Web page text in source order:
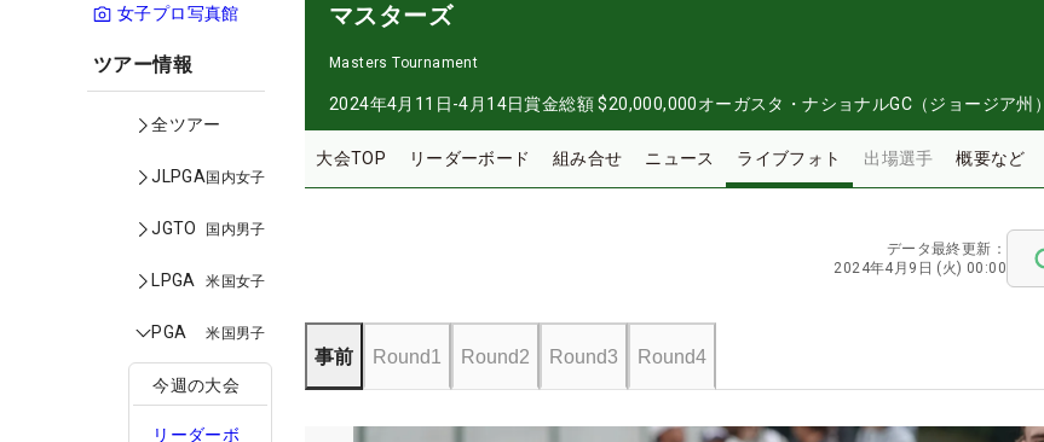
女子プロ写真館
ツアー情報
全ツアー
JLPGA国内女子
JGTO 国内男子
LPGA 米国女子
PGA 米国男子
今週の大会
リーダーボ
マスターズ
Masters Tournament
2024年4月11日-4月14日賞金総額 $20,000,000オーガスタ・ナショナルGC（ジョージア州）
大会TOP リーダーボード 組み合せ ニュース ライブフォト 出場選手 概要など
データ最終更新：
2024年4月9日 (火) 00:00
事前 Round1 Round2 Round3 Round4